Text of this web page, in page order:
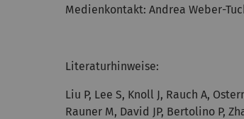
Medienkontakt: Andrea Weber-
Literaturhinweise:
Liu P, Lee S, Knoll J, Rauch A,
Rauner M, David JP, Bertolino P,